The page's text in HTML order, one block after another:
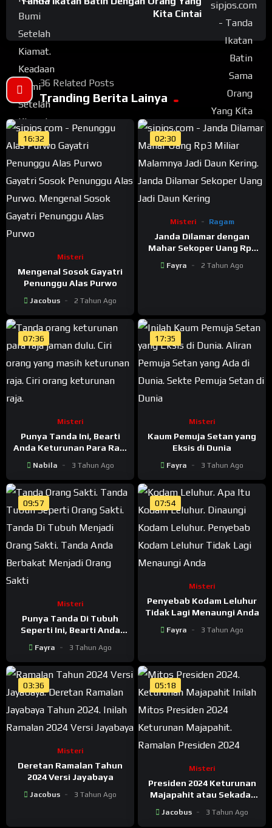
Kita Cintai
36 Related Posts
Tranding Berita Lainya
16:32
Misteri
Mengenal Sosok Gayatri
Penunggu Alas Purwo
Jacobus 2 Tahun Ago
02:30
Misteri Ragam
Janda Dilamar dengan
Mahar Sekoper Uang Rp3
Daun Kering
Fayra 2 Tahun Ago
07:36
Misteri
Punya Tanda Ini, Bearti
Anda Keturunan Para Raja
Nabila 3 Tahun Ago
17:35
Misteri
Kaum Pemuja Setan yang
Eksis di Dunia
Fayra 3 Tahun Ago
09:57
Misteri
Punya Tanda Di Tubuh
Seperti Ini, Bearti Anda
Sakti
Fayra 3 Tahun Ago
07:54
Misteri
Penyebab Kodam Leluhur
Tidak Lagi Menaungi Anda
Fayra 3 Tahun Ago
03:36
Misteri
Deretan Ramalan Tahun
2024 Versi Jayabaya
Jacobus 3 Tahun Ago
05:18
Misteri
Presiden 2024 Keturunan
Majapahit atau Sekadar
Jacobus 3 Tahun Ago